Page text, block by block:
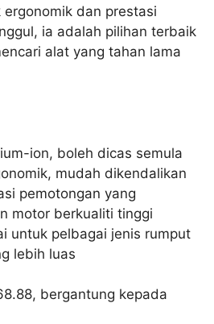
dan prestasi
ia adalah pilihan terbaik
alat yang tahan lama
ion, boleh dicas semula
mudah dikendalikan
pemotongan yang
motor berkualiti tinggi
untuk pelbagai jenis rumput
lebih luas
bergantung kepada